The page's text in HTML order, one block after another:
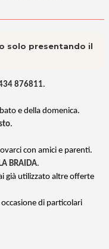
solo presentando il
876811.
e della domenica.
.
con amici e parenti.
BRAIDA.
già utilizzato altre offerte
di particolari